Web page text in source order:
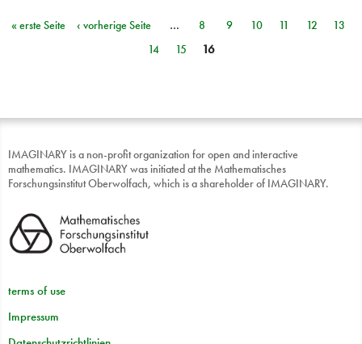
Seiten
« erste Seite ‹ vorherige Seite … 8 9 10 11 12
13
14
15 16
IMAGINARY is a non-profit organization for open and interactive
mathematics. IMAGINARY was initiated at the Mathematisches
Forschungsinstitut Oberwolfach, which is a shareholder of IMAGINARY.
terms of use
Impressum